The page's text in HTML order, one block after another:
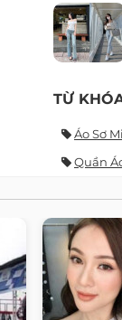
TỪ
Áo Sơ
Quần